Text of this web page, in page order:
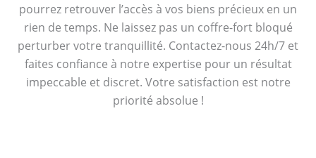
pourrez retrouver l’accès à vos biens précieux en un
rien de temps. Ne laissez pas un coffre-fort bloqué
perturber votre tranquillité. Contactez-nous 24h/7 et
faites confiance à notre expertise pour un résultat
impeccable et discret. Votre satisfaction est notre
priorité absolue !